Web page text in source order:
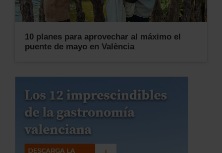
10 planes para aprovechar al máximo el
puente de mayo en València